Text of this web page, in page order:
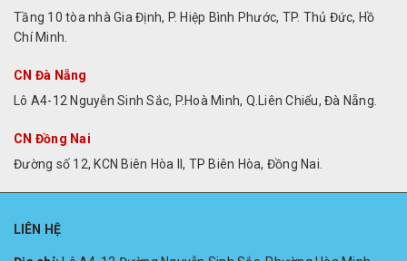
Tầng 10 tòa nhà Gia Định, P. Hiệp Bình Phước, TP. Thủ Đức, Hồ
Chí Minh.
CN Đà Nẵng
Lô A4-12 Nguyễn Sinh Sắc, P.Hoà Minh, Q.Liên Chiểu, Đà Nẵng.
CN Đồng Nai
Đường số 12, KCN Biên Hòa II, TP Biên Hòa, Đồng Nai.
LIÊN HỆ